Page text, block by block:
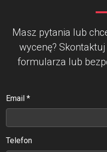
Masz pytania lub
wycenę?
formularza lub
Email *
Telefon